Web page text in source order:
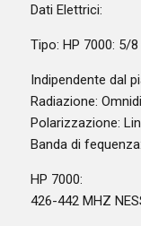
Dati Elettrici:
Tipo: HP 7000: 5/8
Indipendente dal
Radiazione:
Polarizzazione:
Banda di fequenza:
HP 7000:
426-442 MHZ